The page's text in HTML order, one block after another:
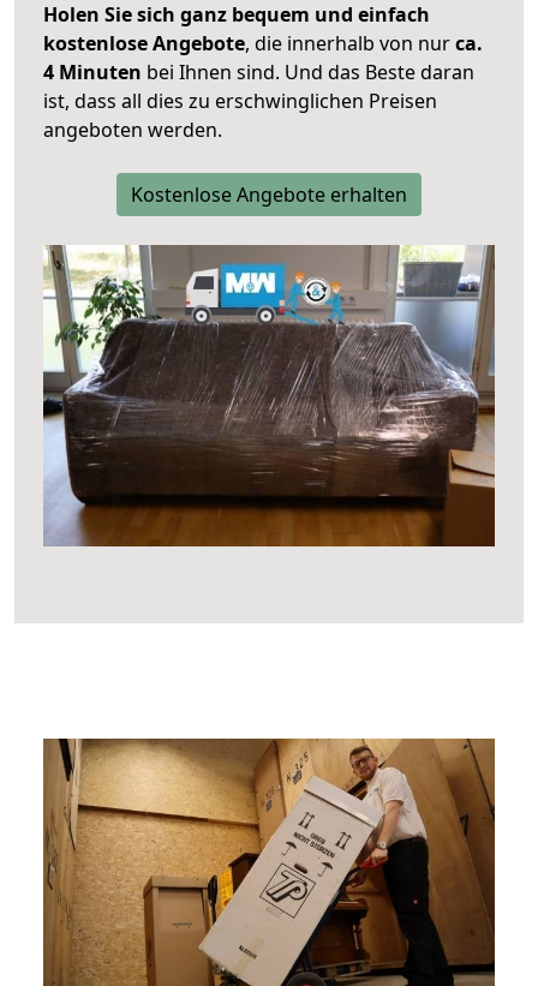
Holen Sie sich ganz bequem und einfach
kostenlose Angebote, die innerhalb von nurca.
4 Minuten bei Ihnen sind. Und das Beste daran
ist, dass all dies zu erschwinglichen Preisen
angeboten werden.
Kostenlose Angebote erhalten